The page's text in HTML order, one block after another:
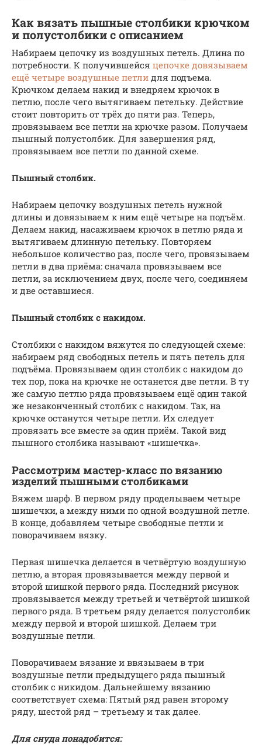
Как вязать пышные столбики крючком
и полустолбики с описанием
Набираем цепочку из воздушных петель. Длина по
потребности. К получившейся цепочке довязываем
ещё четыре воздушные петли для подъема.
Крючком делаем накид и внедряем крючок в
петлю, после чего вытягиваем петельку. Действие
стоит повторить от трёх до пяти раз. Теперь,
провязываем все петли на крючке разом. Получаем
пышный полустолбик. Для завершения ряд,
провязываем все петли по данной схеме.
Пышный столбик.
Набираем цепочку воздушных петель нужной
длины и довязываем к ним ещё четыре на подъём.
Делаем накид, насаживаем крючок в петлю ряда и
вытягиваем длинную петельку. Повторяем
небольшое количество раз, после чего, провязываем
петли в два приёма: сначала провязываем все
петли, за исключением двух, после чего, соединяем
и две оставшиеся.
Пышный столбик с накидом.
Столбики с накидом вяжутся по следующей схеме:
набираем ряд свободных петель и пять петель для
подъёма. Провязываем один столбик с накидом до
тех пор, пока на крючке не останется две петли. В ту
же самую петлю ряда провязываем ещё один такой
же незаконченный столбик с накидом. Так, на
крючке останутся четыре петли. Их следует
провязать все вместе за один приём. Такой вид
пышного столбика называют «шишечка».
Рассмотрим мастер-класс по вязанию
изделий пышными столбиками
Вяжем шарф. В первом ряду проделываем четыре
шишечки, а между ними по одной воздушной петле.
В конце, добавляем четыре свободные петли и
поворачиваем вязку.
Первая шишечка делается в четвёртую воздушную
петлю, а вторая провязывается между первой и
второй шишкой первого ряда. Последний рисунок
провязывается между третьей и четвёртой шишкой
первого ряда. В третьем ряду делается полустолбик
между первой и второй шишкой. Делаем три
воздушные петли.
Поворачиваем вязание и ввязываем в три
воздушные петли предыдущего ряда пышный
столбик с никидом. Дальнейшему вязанию
соответствует схема: Пятый ряд равен второму
ряду, шестой ряд – третьему и так далее.
Для снуда понадобится: